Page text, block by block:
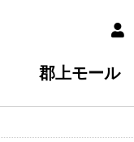
郡上モール